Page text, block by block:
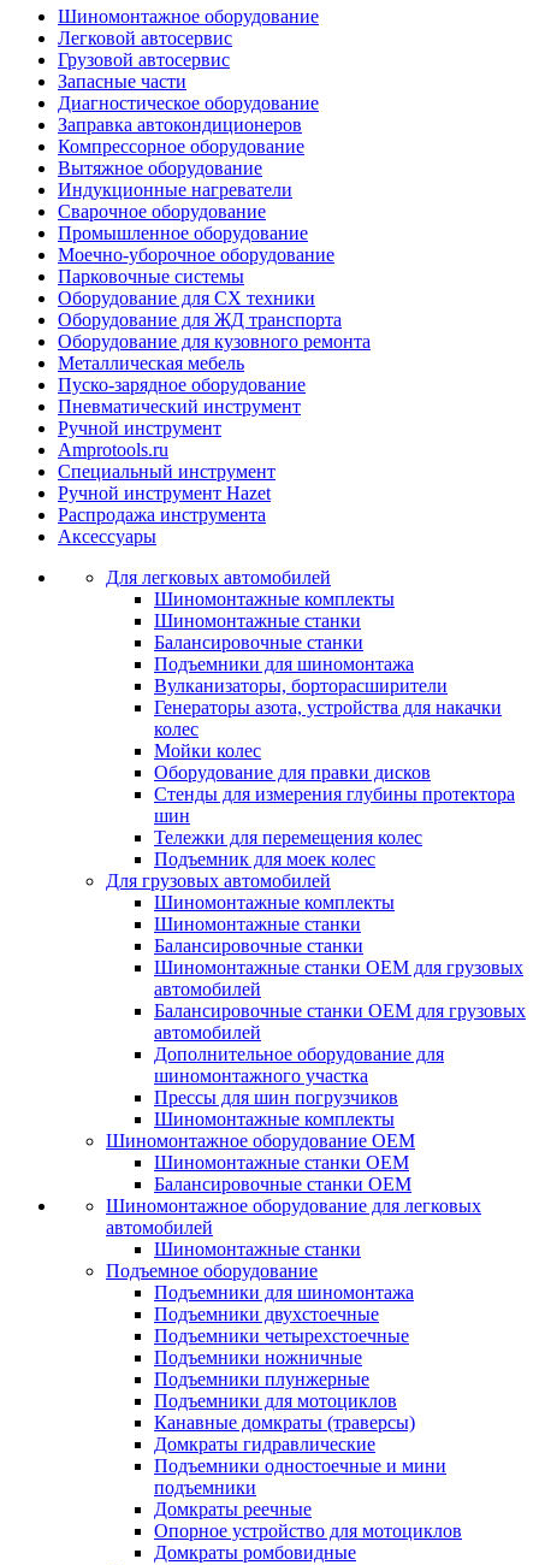
Шиномонтажное оборудование
Легковой автосервис
Грузовой автосервис
Запасные части
Диагностическое оборудование
Заправка автокондиционеров
Компрессорное оборудование
Вытяжное оборудование
Индукционные нагреватели
Сварочное оборудование
Промышленное оборудование
Моечно-уборочное оборудование
Парковочные системы
Оборудование для СХ техники
Оборудование для ЖД транспорта
Оборудование для кузовного ремонта
Металлическая мебель
Пуско-зарядное оборудование
Пневматический инструмент
Ручной инструмент
Amprotools.ru
Специальный инструмент
Ручной инструмент Hazet
Распродажа инструмента
Аксессуары
Для легковых автомобилей
Шиномонтажные комплекты
Шиномонтажные станки
Балансировочные станки
Подъемники для шиномонтажа
Вулканизаторы, борторасширители
Генераторы азота, устройства для накачки
колес
Мойки колес
Оборудование для правки дисков
Стенды для измерения глубины протектора
шин
Тележки для перемещения колес
Подъемник для моек колеc
Для грузовых автомобилей
Шиномонтажные комплекты
Шиномонтажные станки
Балансировочные станки
Шиномонтажные станки ОЕМ для грузовых
автомобилей
Балансировочные станки ОЕМ для грузовых
автомобилей
Дополнительное оборудование для
шиномонтажного участка
Прессы для шин погрузчиков
Шиномонтажные комплекты
Шиномонтажное оборудование ОЕМ
Шиномонтажные станки ОЕМ
Балансировочные станки ОЕМ
Шиномонтажное оборудование для легковых
автомобилей
Шиномонтажные станки
Подъемное оборудование
Подъемники для шиномонтажа
Подъемники двухстоечные
Подъемники четырехстоечные
Подъемники ножничные
Подъемники плунжерные
Подъемники для мотоциклов
Канавные домкраты (траверсы)
Домкраты гидравлические
Подъемники одностоечные и мини
подъемники
Домкраты реечные
Опорное устройство для мотоциклов
Домкраты ромбовидные